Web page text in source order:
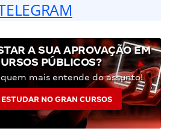
A SUA APROVAÇÃO EM
PÚBLICOS?
mais entende do assunto!
NO GRAN CURSOS